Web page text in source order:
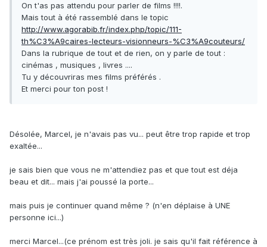
On t'as pas attendu pour parler de films !!!!.
Mais tout à été rassemblé dans le topic
http://www.agorabib.fr/index.php/topic/111-
th%C3%A9caires-lecteurs-visionneurs-%C3%A9couteurs/
Dans la rubrique de tout et de rien, on y parle de tout :
cinémas , musiques , livres ....
Tu y découvriras mes films préférés .
Et merci pour ton post !
Désolée, Marcel, je n'avais pas vu... peut être trop rapide et trop
exaltée...
je sais bien que vous ne m'attendiez pas et que tout est déja
beau et dit... mais j'ai poussé la porte...
mais puis je continuer quand même ? (n'en déplaise à UNE
personne ici...)
merci Marcel...(ce prénom est très joli. je sais qu'il fait référence à